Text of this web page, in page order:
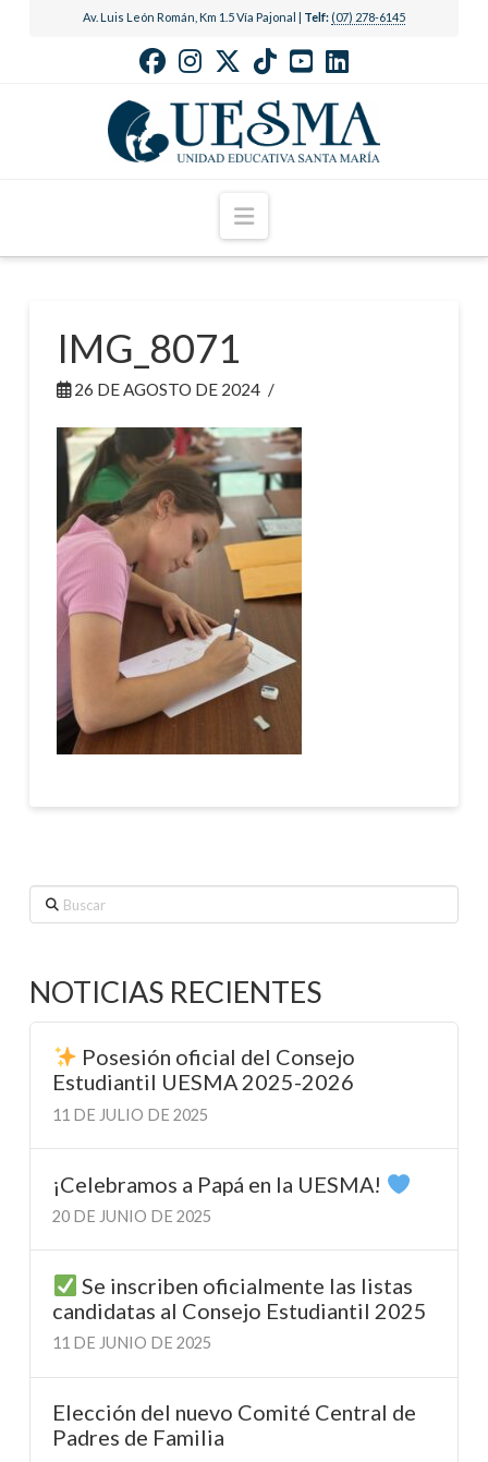
Av. Luis León Román, Km 1.5 Vía Pajonal | Telf: (07) 278-6145
Navigation
IMG_8071
26 DE AGOSTO DE 2024
Buscar
NOTICIAS RECIENTES
Posesión oficial del Consejo
Estudiantil UESMA 2025-2026
11 DE JULIO DE 2025
¡Celebramos a Papá en la UESMA!
20 DE JUNIO DE 2025
Se inscriben oficialmente las listas
candidatas al Consejo Estudiantil 2025
11 DE JUNIO DE 2025
Elección del nuevo Comité Central de
Padres de Familia